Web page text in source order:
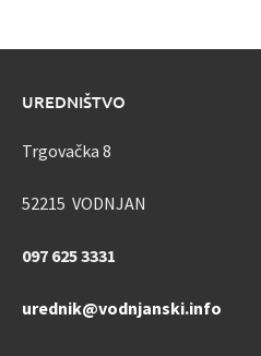
UREDNIŠTVO
Trgovačka 8
52215 VODNJAN
097 625 3331
urednik@vodnjanski.info